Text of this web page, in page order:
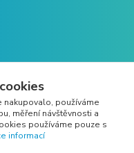
nakupovalo, používáme
měření návštěvnosti a
používáme pouze s
informací